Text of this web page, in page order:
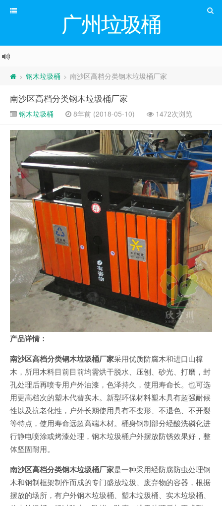
广州垃圾桶
> 钢木垃圾桶 > 南沙区高档分类钢木垃圾桶厂家
南沙区高档分类钢木垃圾桶厂家
钢木垃圾桶 8年前 (2018-05-10) 1472次浏览
产品详情：
南沙区高档分类钢木垃圾桶厂家采用优质防腐木和进口山樟
木，所用木料目前目前均需烘干脱水、压刨、砂光、打磨，封
孔处理后再喷专用户外油漆，色泽持久，使用寿命长。也可选
用更高档次的塑木代替实木。新型环保材料塑木具有超强耐候
性以及抗老化性，户外长期使用具有不变形、不退色、不开裂
等特点，使用寿命远超高端木材。桶身钢制部分经酸洗磷化进
行静电喷涂或烤漆处理，钢木垃圾桶户外摆放防锈效果好，整
体坚固耐用。
南沙区高档分类钢木垃圾桶厂家是一种采用经防腐防虫处理钢
木和钢制框架制作而成的专门盛放垃圾、废弃物的容器，根据
摆放的场所，有户外钢木垃圾桶、塑木垃圾桶、实木垃圾桶、